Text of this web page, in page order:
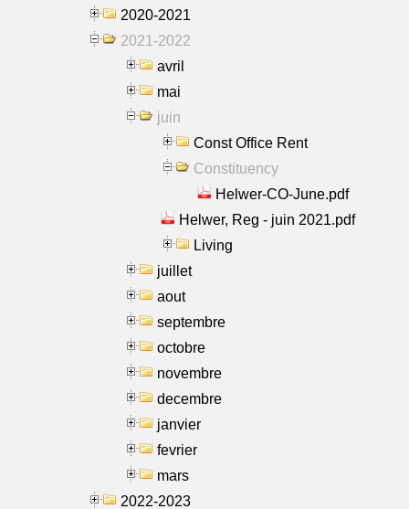
2020-2021
2021-2022
avril
mai
juin
Const Office Rent
Constituency
Helwer-CO-June.pdf
Helwer, Reg - juin 2021.pdf
Living
juillet
aout
septembre
octobre
novembre
decembre
janvier
fevrier
mars
2022-2023